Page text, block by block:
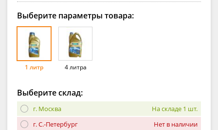
Выберите параметры товара:
1 литр 4 литра
Выберите склад:
г. Москва
На складе 1 шт.
г. С.-Петербург
Нет в наличии